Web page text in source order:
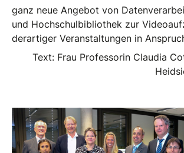
ganz neue Angebot von
und Hochschulbibliothek zur
derartiger Veranstaltungen in
Text: Frau Professorin Claudia